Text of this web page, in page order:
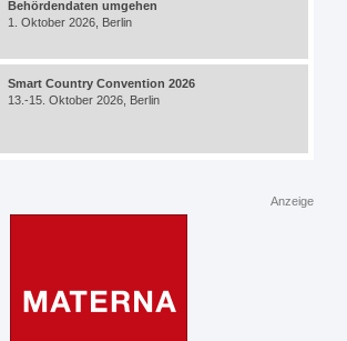
Behördendaten umgehen
1. Oktober 2026, Berlin
Smart Country Convention 2026
13.-15. Oktober 2026, Berlin
Anzeige